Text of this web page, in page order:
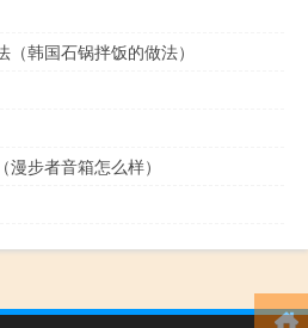
韩国石锅拌饭的做法）
步者音箱怎么样）